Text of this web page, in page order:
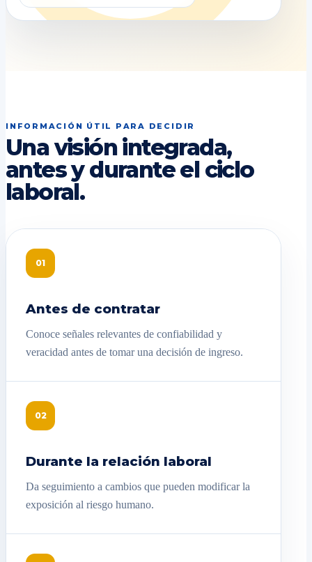
INFORMACIÓN ÚTIL PARA DECIDIR
Una visión integrada,
antes y durante el ciclo
laboral.
01
Antes de contratar
Conoce señales relevantes de confiabilidad y
veracidad antes de tomar una decisión de ingreso.
02
Durante la relación laboral
Da seguimiento a cambios que pueden modificar la
exposición al riesgo humano.